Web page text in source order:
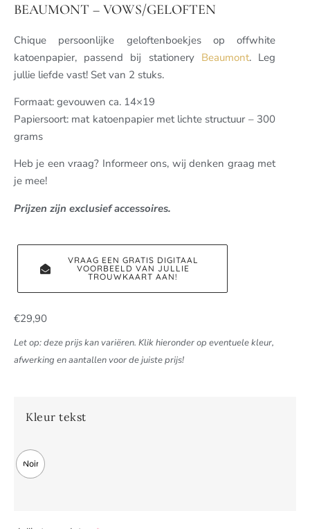
BEAUMONT – VOWS/GELOFTEN
Chique persoonlijke geloftenboekjes op offwhite
katoenpapier, passend bij stationery Beaumont. Leg
jullie liefde vast! Set van 2 stuks.
Formaat: gevouwen ca. 14×19
Papiersoort: mat katoenpapier met lichte structuur – 300
grams
Heb je een vraag? Informeer ons, wij denken graag met
je mee!
Prijzen zijn exclusief accessoires.
VRAAG EEN GRATIS DIGITAAL
VOORBEELD VAN JULLIE
TROUWKAART AAN!
€29,90
Let op: deze prijs kan variëren. Klik hieronder op eventuele kleur,
afwerking en aantallen voor de juiste prijs!
Kleur tekst
Noir